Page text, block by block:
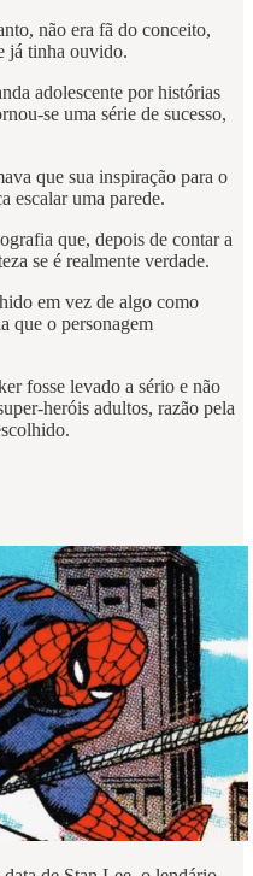
não era fã do conceito,
já tinha ouvido.
adolescente por histórias
se uma série de sucesso,
que sua inspiração para o
escalar uma parede.
que, depois de contar a
se é realmente verdade.
em vez de algo como
que o personagem
fosse levado a sério e não
heróis adultos, razão pela